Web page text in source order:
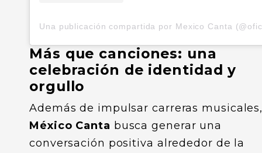
Más que canciones: una
celebración de identidad y
orgullo
Además de impulsar carreras
México Canta busca generar una
conversación positiva alrededor de la